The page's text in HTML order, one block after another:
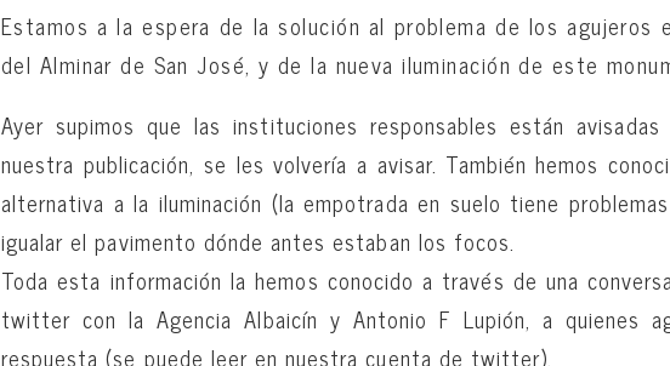
Estamos a la espera de la solución al problema de los agujeros
del Alminar de San José, y de la nueva iluminación de este
Ayer supimos que las instituciones responsables están
nuestra publicación, se les volvería a avisar. También hemos
alternativa a la iluminación (la empotrada en suelo tiene
igualar el pavimento dónde antes estaban los focos.
Toda esta información la hemos conocido a través de una
twitter con la Agencia Albaicín y Antonio F Lupión, a quienes
respuesta (se puede leer en nuestra cuenta de twitter).